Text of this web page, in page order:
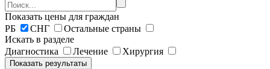
Показать цены для граждан
РБ
СНГ
Остальные страны
Искать в разделе
Диагностика
Лечение Хирургия